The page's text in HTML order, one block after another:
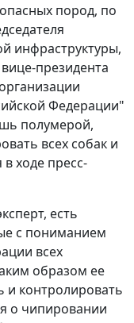
пород, по
инфраструктуры,
президента
Федерации"
полумерой,
всех собак и
ходе пресс-
есть
с пониманием
всех
образом ее
и контролировать
о чипировании